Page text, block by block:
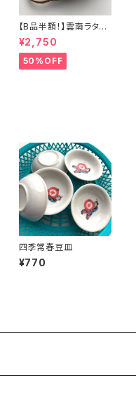
【B品半額！】雲南ラタン
カゴバッグ
¥2,750
50%OFF
四季常春豆皿
¥770